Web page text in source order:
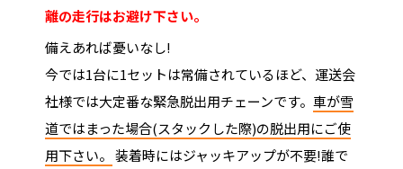
離の走行はお避け下さい。
備えあれば憂いなし!
今では1台に1セットは常備されているほど、運送会
社様では大定番な緊急脱出用チェーンです。 車が雪
道ではまった場合(スタックした際)の脱出用にご使
用下さい。 装着時にはジャッキアップが不要!誰で